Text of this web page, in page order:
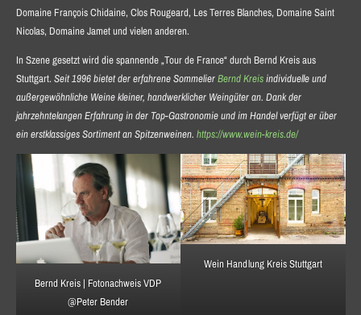
Domaine François Chidaine, Clos Rougeard, Les Terres Blanches, Domaine Saint
Nicolas, Domaine Jamet und vielen anderen.
In Szene gesetzt wird die spannende „Tour de France“ durch Bernd Kreis aus
Stuttgart. Seit 1996 bietet der erfahrene SommelierBernd Kreisindividuelle und
außergewöhnliche Weine kleiner, handwerklicher Weingüter an. Dank der
jahrzehntelangen Erfahrung in der Top-Gastronomie und im Handel verfügt er über
ein erstklassiges Sortiment an Spitzenweinen. https://www.wein-kreis.de/
Bernd Kreis | Fotonachweis VDP
@Peter Bender
Wein Handlung Kreis Stuttgart